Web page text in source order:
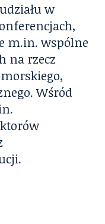
w
m.in. wspólne
na rzecz
Wśród